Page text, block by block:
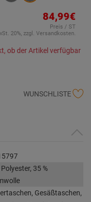
84,99€
Preis / ST
20%, zzgl. Versandkosten.
ob der Artikel verfügbar
WUNSCHLISTE
Polyester, 35 %
Gesäßtaschen,